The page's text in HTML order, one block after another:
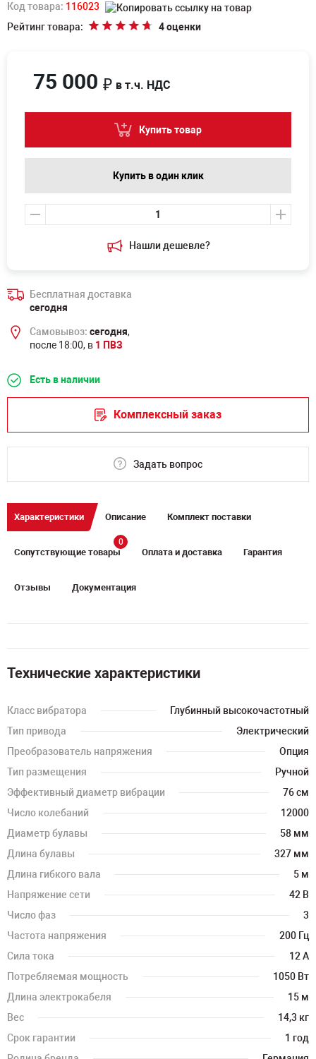
Код товара: 116023
Рейтинг товара:
4 оценки
Нашли дешевле?
75 000 ₽ в т.ч. НДС
Купить товар
Купить в один клик
Бесплатная доставка
сегодня
Самовывоз: сегодня,
после 18:00, в 1 ПВЗ
Есть в наличии
Комплексный заказ
Задать вопрос
Характеристики Описание Комплект поставки
Сопутствующие товары
0
Оплата и доставка Гарантия
Отзывы Документация
Технические характеристики
Класс вибратора
Глубинный высокочастотный
Тип привода
Электрический
Преобразователь напряжения
Опция
Тип размещения
Ручной
Эффективный диаметр вибрации
76 см
Число колебаний
12000
Диаметр булавы
58 мм
Длина булавы
327 мм
Длина гибкого вала
5 м
Напряжение сети
42 В
Число фаз
3
Частота напряжения
200 Гц
Сила тока
12 А
Потребляемая мощность
1050 Вт
Длина электрокабеля
15 м
Вес
14,3 кг
Срок гарантии
1 год